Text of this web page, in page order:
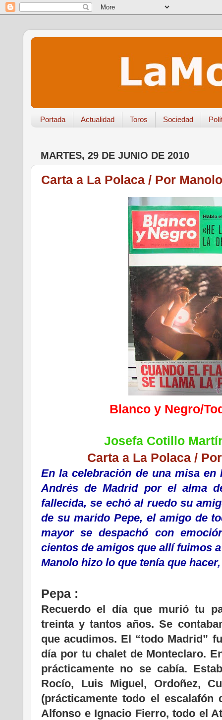
Portada Actualidad Toros Sociedad
MARTES, 29 DE JUNIO DE 2010
Carta a La Polaca / Por
Blanco y Negro/
Josefa Cotillo
Carta a La Polaca /
En la celebración de una misa en
Andrés de Madrid por el alma
fallecida, se echó al ruedo su
de su marido Pepe, el amigo de
mayor se despachó con
cientos de amigos que allí fuimos
Manolo hizo lo que tenía que
Pepa :
Recuerdo el día que murió tu
treinta y tantos años. Se
que acudimos. El “todo Madrid”
día por tu chalet de Monteclaro.
prácticamente no se cabía.
Rocío, Luis Miguel, Ordoñez,
(prácticamente todo el escalafón
Alfonso e Ignacio Fierro, todo el